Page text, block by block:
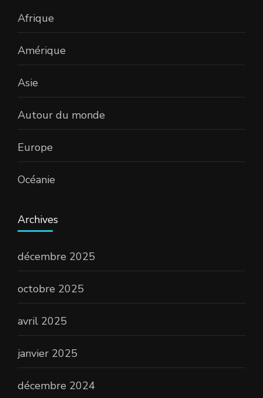
Afrique
Amérique
Asie
Autour du monde
Europe
Océanie
Archives
décembre 2025
octobre 2025
avril 2025
janvier 2025
décembre 2024